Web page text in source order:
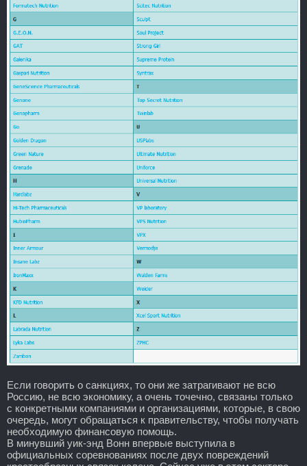
Если говорить о санкциях, то они же затрагивают не всю
Россию, не всю экономику, а очень точечно, связаны только
с конкретными компаниями и организациями, которые, в свою
очередь, могут обращаться к правительству, чтобы получать
необходимую финансовую помощь.
В минувший уик-энд Вонн впервые выступила в
официальных соревнованиях после двух повреждений